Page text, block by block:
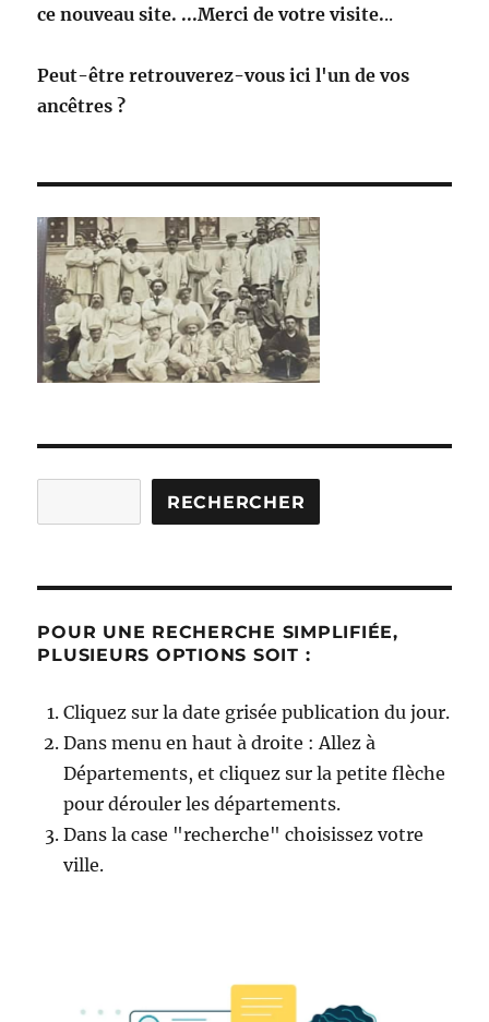
ce nouveau site. ...Merci de votre visite...
Peut-être retrouverez-vous ici l'un de vos
ancêtres ?
RECHERCHER
POUR UNE RECHERCHE SIMPLIFIÉE,
PLUSIEURS OPTIONS SOIT :
Cliquez sur la date grisée publication du jour.
Dans menu en haut à droite : Allez à
Départements, et cliquez sur la petite flèche
pour dérouler les départements.
Dans la case "recherche" choisissez votre
ville.